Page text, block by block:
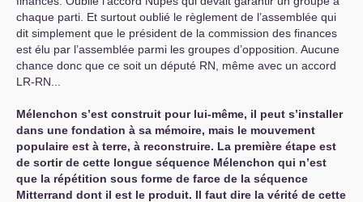
chaque parti. Et surtout oublié le règlement de l’assemblée qui
dit simplement que le président de la commission des finances
est élu par l’assemblée parmi les groupes d’opposition. Aucune
chance donc que ce soit un député RN , même avec un accord
LR-RN
Mélenchon s’est construit pour lui-même, il peut s’installer
dans une fondation à sa mémoire, mais le mouvement
populaire est à terre, à reconstruire. La première étape est
de sortir de cette longue séquence Mélenchon qui n’est
que la répétition sous forme de farce de la séquence
Mitterrand dont il est le produit. Il faut dire la vérité de cette